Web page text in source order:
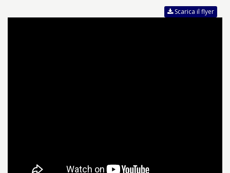
Scarica il flyer